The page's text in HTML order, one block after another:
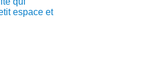
espace et